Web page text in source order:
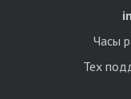
Часы
Тех